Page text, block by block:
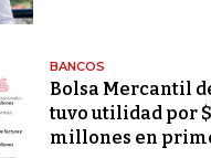
BANCOS
Bolsa Mercantil
tuvo utilidad por
millones en